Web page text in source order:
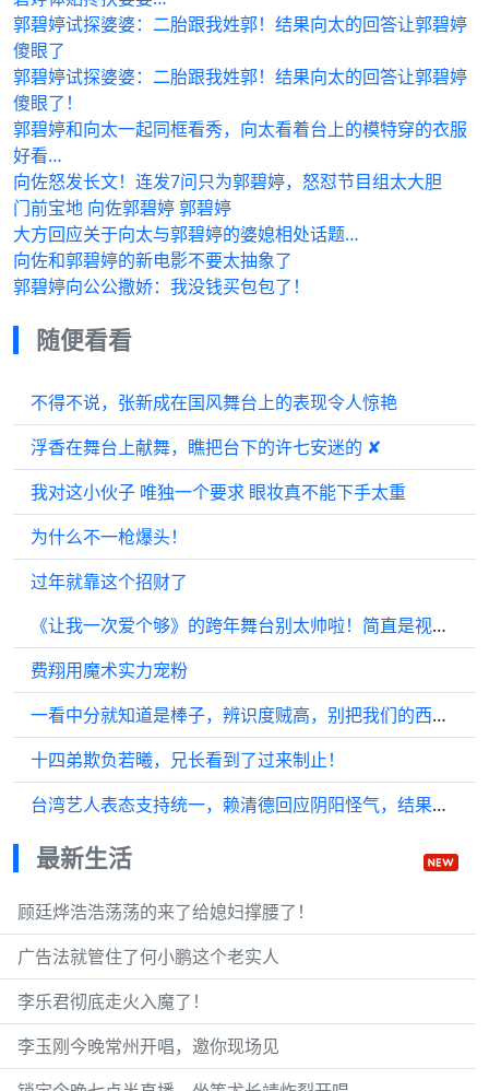
郭碧婷试探婆婆：二胎跟我姓郭！结果向太的回答让郭碧婷
傻眼了
郭碧婷试探婆婆：二胎跟我姓郭！结果向太的回答让郭碧婷
傻眼了！
郭碧婷和向太一起同框看秀，向太看着台上的模特穿的衣服
好看…
向佐怒发长文！连发7问只为郭碧婷，怒怼节目组太大胆
门前宝地 向佐郭碧婷 郭碧婷
大方回应关于向太与郭碧婷的婆媳相处话题…
向佐和郭碧婷的新电影不要太抽象了
郭碧婷向公公撒娇：我没钱买包包了！
随便看看
不得不说，张新成在国风舞台上的表现令人惊艳
浮香在舞台上献舞，瞧把台下的许七安迷的 ✘
我对这小伙子 唯独一个要求 眼妆真不能下手太重
为什么不一枪爆头！
过年就靠这个招财了
《让我一次爱个够》的跨年舞台别太帅啦！简直是视觉和听觉的双重享受! 跨年
费翔用魔术实力宠粉
一看中分就知道是棒子，辨识度贼高，别把我们的西瓜吃涨价就好
十四弟欺负若曦，兄长看到了过来制止！
台湾艺人表态支持统一，赖清德回应阴阳怪气，结果反遭民意反噬
最新生活
顾廷烨浩浩荡荡的来了给媳妇撑腰了！
广告法就管住了何小鹏这个老实人
李乐君彻底走火入魔了！
李玉刚今晚常州开唱，邀你现场见